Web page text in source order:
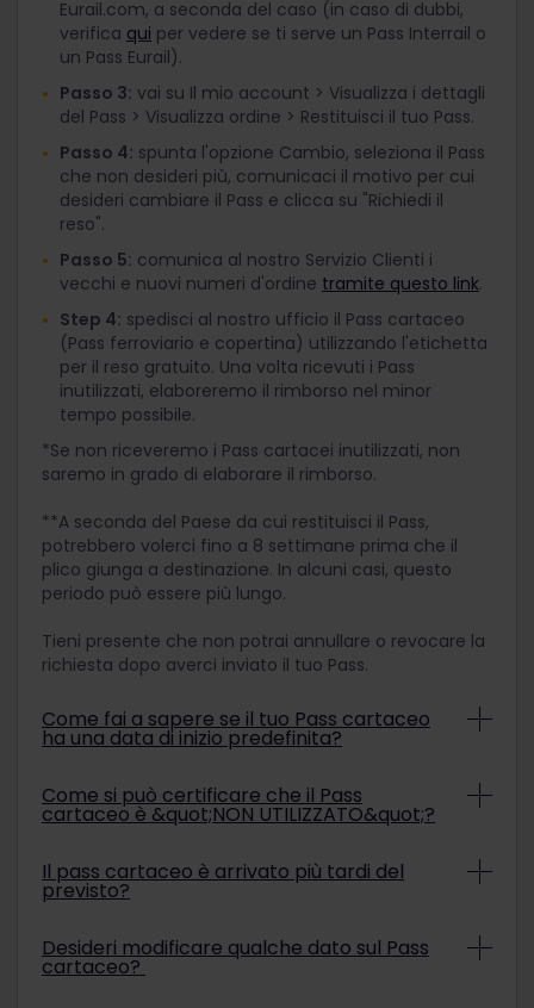
Eurail.com, a seconda del caso (in caso di dubbi,
verifica qui per vedere se ti serve un Pass Interrail o
un Pass Eurail).
Passo 3: vai su Il mio account > Visualizza i dettagli
del Pass > Visualizza ordine > Restituisci il tuo Pass.
Passo 4: spunta l'opzione Cambio, seleziona il Pass
che non desideri più, comunicaci il motivo per cui
desideri cambiare il Pass e clicca su "Richiedi il
reso".
Passo 5: comunica al nostro Servizio Clienti i
vecchi e nuovi numeri d'ordine tramite questo link.
Step 4: spedisci al nostro ufficio il Pass cartaceo
(Pass ferroviario e copertina) utilizzando l'etichetta
per il reso gratuito. Una volta ricevuti i Pass
inutilizzati, elaboreremo il rimborso nel minor
tempo possibile.
*Se non riceveremo i Pass cartacei inutilizzati, non
saremo in grado di elaborare il rimborso.
**A seconda del Paese da cui restituisci il Pass,
potrebbero volerci fino a 8 settimane prima che il
plico giunga a destinazione. In alcuni casi, questo
periodo può essere più lungo.
Tieni presente che non potrai annullare o revocare la
richiesta dopo averci inviato il tuo Pass.
Come fai a sapere se il tuo Pass cartaceo
ha una data di inizio predefinita?
se, a destra della scritta "VALID:", è apposta una
data. In caso di dubbi, si prega di contattare
Come si può certificare che il Pass
cartaceo è &quot;NON UTILIZZATO&quot;?
cartaceo, devi richiedere a un addetto qualificato
in Europa di apporre la dicitura "NON UTILIZZATO"
Periodo di validità.
Il pass cartaceo è arrivato più tardi del
previsto?
posteriormente alla data di consegna stimata,
contattare immediatamente l'Assistenza clienti
Desideri modificare qualche dato sul Pass
cartaceo?